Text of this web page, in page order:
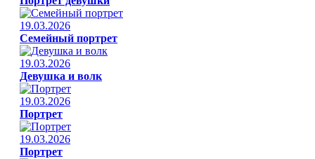
19.03.2026
Семейный портрет
19.03.2026
Девушка и волк
19.03.2026
Портрет
19.03.2026
Портрет